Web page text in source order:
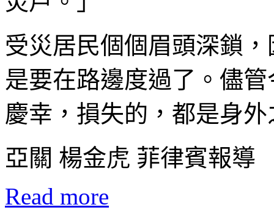
受災居民個個眉頭深鎖
是要在路邊度過了。儘
慶幸，損失的，都是身
亞關 楊金虎 菲律賓報導
Read more